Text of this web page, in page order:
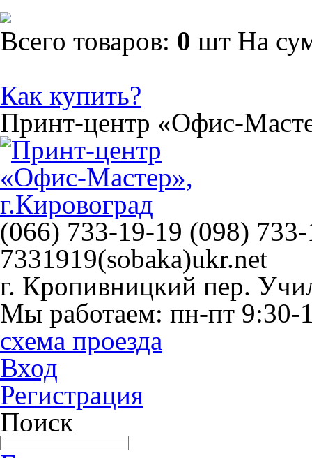
Всего товаров: 0 шт На
Как купить?
Принт-центр «Офис-
(066) 733-19-19 (098)
7331919(sobaka)ukr.net
г. Кропивницкий пер.
Мы работаем: пн-пт 9:30-
схема проезда
Вход
Регистрация
Поиск